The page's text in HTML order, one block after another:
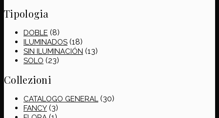
Tipologia
DOBLE (8)
ILUMINADOS (18)
SIN ILUMINACIÓN (13)
SOLO (23)
Collezioni
CATALOGO GENERAL (30)
FANCY (3)